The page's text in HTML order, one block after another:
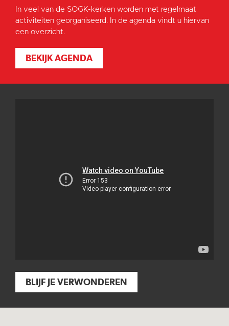
In veel van de SOGK-kerken worden met regelmaat
activiteiten georganiseerd. In de agenda vindt u hiervan
een overzicht.
BEKIJK AGENDA
BLIJF JE VERWONDEREN